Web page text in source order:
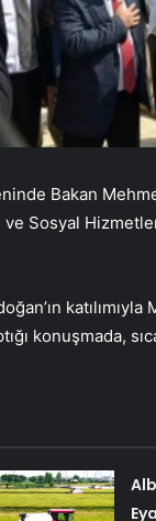
Bakan
Sosyal
konuşmada,